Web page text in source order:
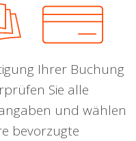
Ihrer Buchung
Sie alle
und wählen
bevorzugte